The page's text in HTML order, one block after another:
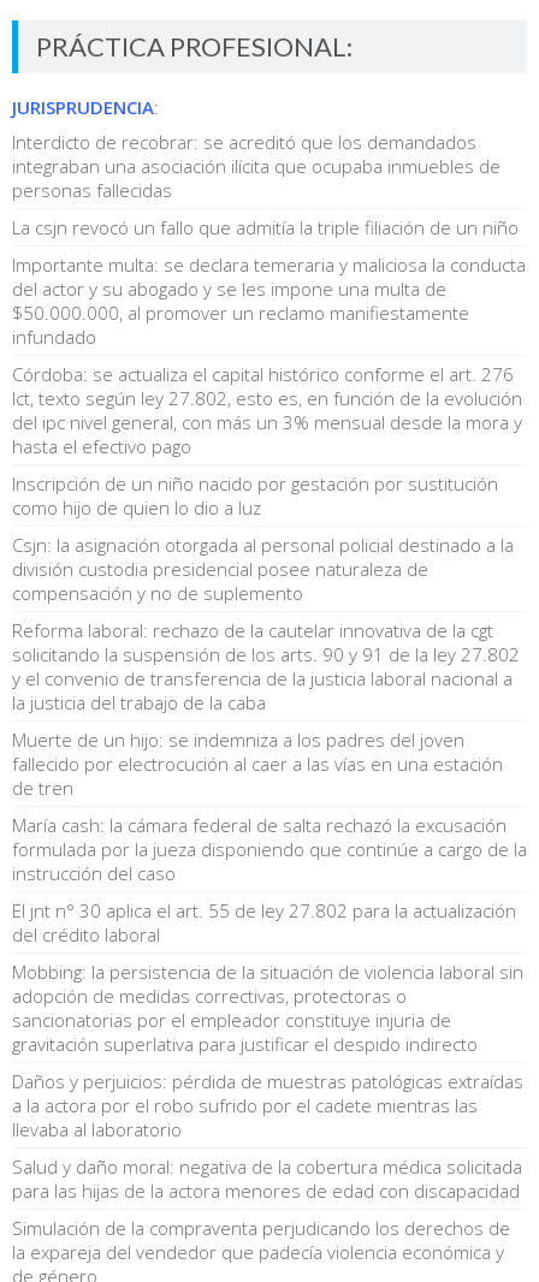
PRÁCTICA PROFESIONAL:
JURISPRUDENCIA:
Interdicto de recobrar: se acreditó que los demandados
integraban una asociación ilícita que ocupaba inmuebles de
personas fallecidas
La csjn revocó un fallo que admitía la triple filiación de un niño
Importante multa: se declara temeraria y maliciosa la conducta
del actor y su abogado y se les impone una multa de
$50.000.000, al promover un reclamo manifiestamente
infundado
Córdoba: se actualiza el capital histórico conforme el art. 276
lct, texto según ley 27.802, esto es, en función de la evolución
del ipc nivel general, con más un 3% mensual desde la mora y
hasta el efectivo pago
Inscripción de un niño nacido por gestación por sustitución
como hijo de quien lo dio a luz
Csjn: la asignación otorgada al personal policial destinado a la
división custodia presidencial posee naturaleza de
compensación y no de suplemento
Reforma laboral: rechazo de la cautelar innovativa de la cgt
solicitando la suspensión de los arts. 90 y 91 de la ley 27.802
y el convenio de transferencia de la justicia laboral nacional a
la justicia del trabajo de la caba
Muerte de un hijo: se indemniza a los padres del joven
fallecido por electrocución al caer a las vías en una estación
de tren
María cash: la cámara federal de salta rechazó la excusación
formulada por la jueza disponiendo que continúe a cargo de la
instrucción del caso
El jnt n° 30 aplica el art. 55 de ley 27.802 para la actualización
del crédito laboral
Mobbing: la persistencia de la situación de violencia laboral sin
adopción de medidas correctivas, protectoras o
sancionatorias por el empleador constituye injuria de
gravitación superlativa para justificar el despido indirecto
Daños y perjuicios: pérdida de muestras patológicas extraídas
a la actora por el robo sufrido por el cadete mientras las
llevaba al laboratorio
Salud y daño moral: negativa de la cobertura médica solicitada
para las hijas de la actora menores de edad con discapacidad
Simulación de la compraventa perjudicando los derechos de
la expareja del vendedor que padecía violencia económica y
de género